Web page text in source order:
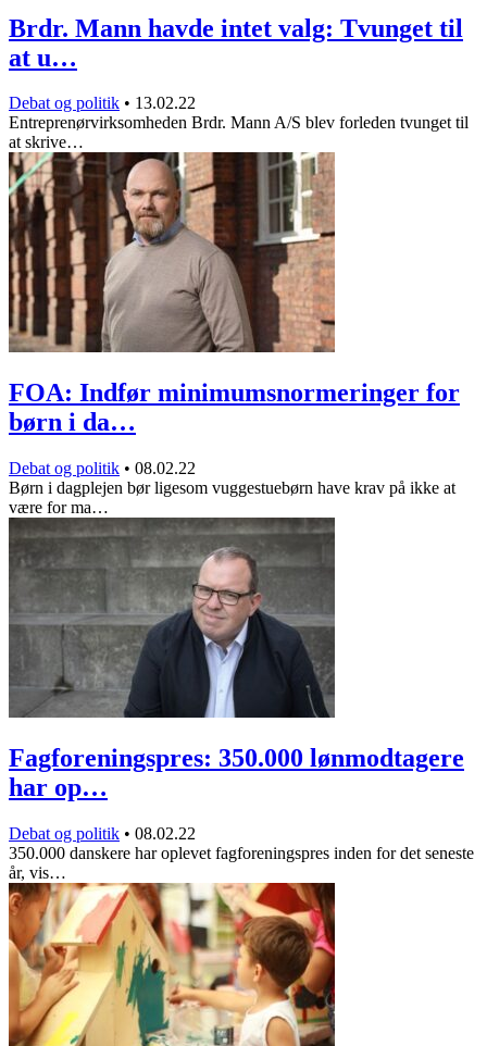
Brdr. Mann havde intet valg: Tvunget til
at u…
Debat og politik • 13.02.22
Entreprenørvirksomheden Brdr. Mann A/S blev forleden tvunget til
at skrive…
FOA: Indfør minimumsnormeringer for
børn i da…
Debat og politik • 08.02.22
Børn i dagplejen bør ligesom vuggestuebørn have krav på ikke at
være for ma…
Fagforeningspres: 350.000 lønmodtagere
har op…
Debat og politik • 08.02.22
350.000 danskere har oplevet fagforeningspres inden for det seneste
år, vis…